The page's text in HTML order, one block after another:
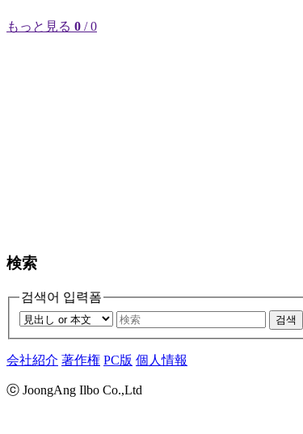
もっと見る 0 / 0
検索
검색어 입력폼
검색
会社紹介 著作権 PC版 個人情報
ⓒ JoongAng Ilbo Co.,Ltd